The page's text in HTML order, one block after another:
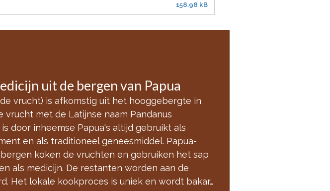
158.98 kB
uit de bergen van Papua
vrucht) is afkomstig uit het hooggebergte in
vrucht met de Latijnse naam Pandanus
door inheemse Papua's altijd gebruikt als
en als traditioneel geneesmiddel. Papua-
koken de vruchten en gebruiken het sap
als medicijn. De restanten worden aan de
Het lokale kookproces is uniek en wordt bakar…